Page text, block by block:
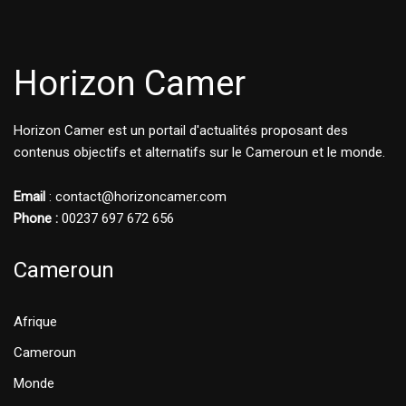
Horizon Camer
Horizon Camer est un portail d'actualités proposant des
contenus objectifs et alternatifs sur le Cameroun et le monde.
Email : contact@horizoncamer.com
Phone : 00237 697 672 656
Cameroun
Afrique
Cameroun
Monde